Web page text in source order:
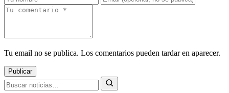
Tu email no se publica. Los comentarios pueden tardar en aparecer.
Publicar